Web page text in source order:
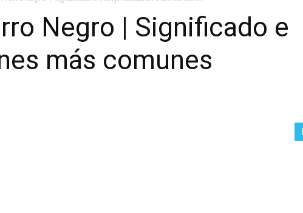
Negro | Significado e
más comunes